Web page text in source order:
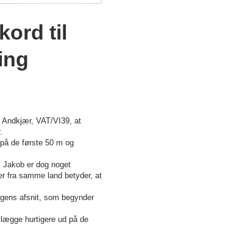
til
Andkjær, VAT/VI39, at
de første 50 m og
er dog noget
fra samme land betyder, at
afsnit, som begynder
hurtigere ud på de